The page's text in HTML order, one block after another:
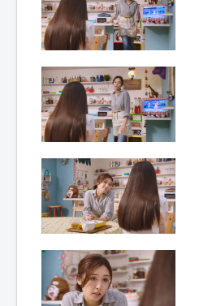
ドル 戦士 ミラクル
Idoles guerrières
Année :2017
Toku-actrice(s) : Yôko Mitsuya
Nombre d'image(s) :325